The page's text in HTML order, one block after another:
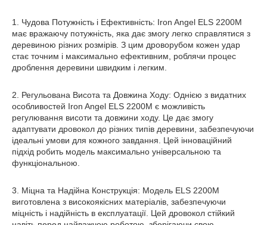
1. Чудова Потужність і Ефективність: Iron Angel ELS 2200M
має вражаючу потужність, яка дає змогу легко справлятися з
деревиною різних розмірів. З цим дроворубом кожен удар
стає точним і максимально ефективним, роблячи процес
дроблення деревини швидким і легким.
2. Регульована Висота та Довжина Ходу: Однією з видатних
особливостей Iron Angel ELS 2200M є можливість
регулювання висоти та довжини ходу. Це дає змогу
адаптувати дровокол до різних типів деревини, забезпечуючи
ідеальні умови для кожного завдання. Цей інноваційний
підхід робить модель максимально універсальною та
функціональною.
3. Міцна та Надійна Конструкція: Модель ELS 2200M
виготовлена з високоякісних матеріалів, забезпечуючи
міцність і надійність в експлуатації. Цей дровокол стійкий